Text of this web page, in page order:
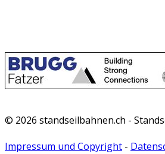
© 2026 standseilbahnen.ch -
Impressum und Copyright -